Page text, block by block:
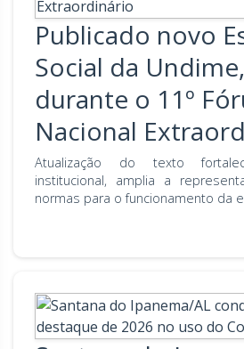
Publicado novo
Social da
durante o 11º
Nacional
Atualização do texto
institucional, amplia a
normas para o funcionamento da